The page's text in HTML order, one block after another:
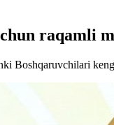
raqamli
Boshqaruvchilari